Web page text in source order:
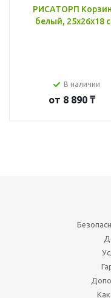
РИСАТОРП
белый, 25x26x18
В наличии
от 8 890 ₸